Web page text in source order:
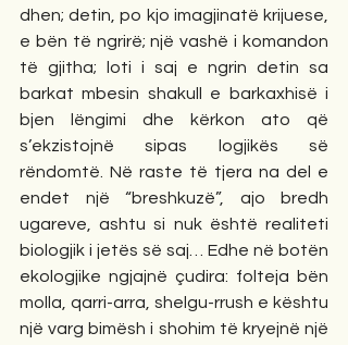
dhen; detin, po kjo imagjinatë krijuese,
e bën të ngrirë; një vashë i komandon
të gjitha; loti i saj e ngrin detin sa
barkat mbesin shakull e barkaxhisë i
bjen lëngimi dhe kërkon ato që
s’ekzistojnë sipas logjikës së
rëndomtë. Në raste të tjera na del e
endet një “breshkuzë”, ajo bredh
ugareve, ashtu si nuk është realiteti
biologjik i jetës së saj… Edhe në botën
ekologjike ngjajnë çudira: folteja bën
molla, qarri-arra, shelgu-rrush e kështu
një varg bimësh i shohim të kryejnë një